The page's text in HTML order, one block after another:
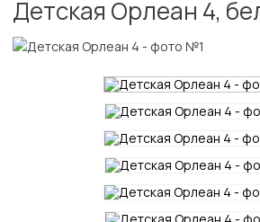
Детская Орлеан 4,